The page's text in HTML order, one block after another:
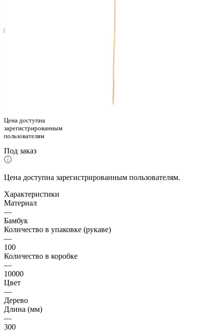
Цена доступна
зарегистрированным
пользователям
Под заказ
Цена доступна зарегистрированным пользователям.
Характеристики
Материал
—
Бамбук
Количество в упаковке (рукаве)
—
100
Количество в коробке
—
10000
Цвет
—
Дерево
Длина (мм)
—
300